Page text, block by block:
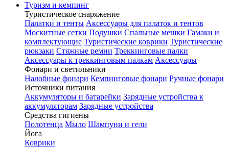
Туризм и кемпинг
Туристическое снаряжение
Палатки и тенты Аксессуары для палаток и тентов
Москитные сетки Подушки Спальные мешки Гамаки и
комплектующие Туристические коврики Туристические
рюкзаки Стяжные ремни Треккинговые палки
Аксессуары к треккинговым палкам Аксессуары
Фонари и светильники
Налобные фонари Кемпинговые фонари Ручные фонари
Источники питания
Аккумуляторы и батарейки Зарядные устройства к
аккумуляторам Зарядные устройства
Средства гигиены
Полотенца Мыло Шампуни и гели
Йога
Коврики